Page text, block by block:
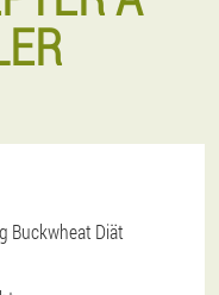
Buckwheat Diät